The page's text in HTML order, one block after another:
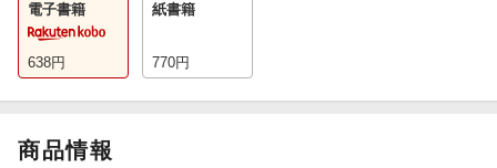
電子書籍
638円
紙書籍
770円
商品情報